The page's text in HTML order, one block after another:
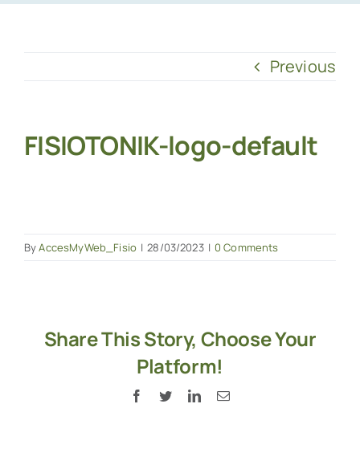
Previous
FISIOTONIK-logo-default
ByAccesMyWeb_Fisio | 28/03/2023 | 0 Comments
Share This Story, Choose Your
Platform!
Facebook
TwitterLinkedInEmail